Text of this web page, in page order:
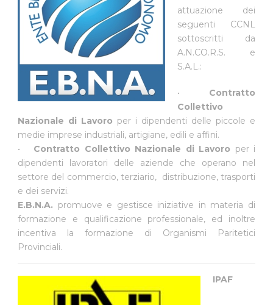
attuazione dei
seguenti CCNL
sottoscritti da
A.N.CO.R.S. e
S.A.L.:
• Contratto
Collettivo
Nazionale di Lavoro per i dipendenti delle piccole e
medie imprese industriali, artigiane, edili e affini.
• Contratto Collettivo Nazionale di Lavoro per i
dipendenti lavoratori delle aziende che operano nel
settore del commercio, terziario, distribuzione, trasporti
e dei servizi.
E.B.N.A. promuove e gestisce iniziative in materia di
formazione e qualificazione professionale, ed inoltre
incentiva la formazione di Organismi Paritetici
Provinciali.
IPAF